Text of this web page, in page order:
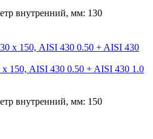
внутренний, мм: 130
150, AISI 430 0.50 + AISI 430 1.0
внутренний, мм: 150